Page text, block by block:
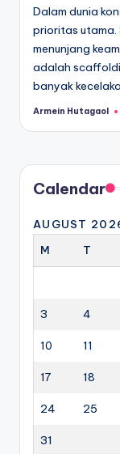
Dalam dunia
prioritas utama.
menunjang
adalah
banyak
Posted
Armein Hutagaol
Calendar
AUGUST
M
T
3 4
10 11
17 18
24 25
31